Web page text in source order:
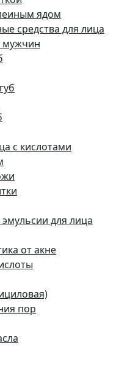
ядом
средства для лица
мужчин
с кислотами
для лица
от акне
пор